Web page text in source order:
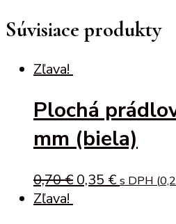
Súvisiace produkty
Zľava!
Plochá
mm (biela)
0,70€ Original
0,35 €Current
s DPH (
Zľava!